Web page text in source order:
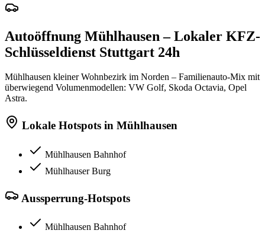
Autoöffnung Mühlhausen – Lokaler KFZ-
Schlüsseldienst Stuttgart 24h
Mühlhausen kleiner Wohnbezirk im Norden – Familienauto-Mix mit
überwiegend Volumenmodellen: VW Golf, Skoda Octavia, Opel
Astra.
Lokale Hotspots in Mühlhausen
Mühlhausen Bahnhof
Mühlhauser Burg
Aussperrung-Hotspots
Mühlhausen Bahnhof